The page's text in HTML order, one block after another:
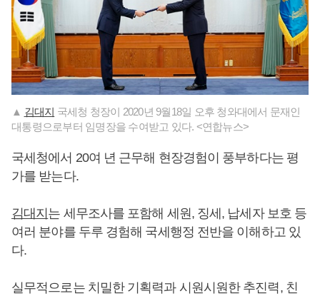
▲ 김대지 국세청 청장이 2020년 9월18일 오후 청와대에서 문재인
대통령으로부터 임명장을 수여받고 있다. <연합뉴스>
국세청에서 20여 년 근무해 현장경험이 풍부하다는 평
가를 받는다.
김대지 는 세무조사를 포함해 세원, 징세, 납세자 보호 등
여러 분야를 두루 경험해 국세행정 전반을 이해하고 있
다.
실무적으로는 치밀한 기획력과 시원시원한 추진력, 친